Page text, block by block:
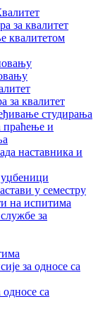
за квалитет
квалитетом
за квалитет
студирања
праћење и
наставника и
уџбеници
у семестру
на испитима
за
за односе са
са